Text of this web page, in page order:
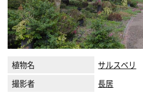
植物名
サルスベリ
撮影者
長居